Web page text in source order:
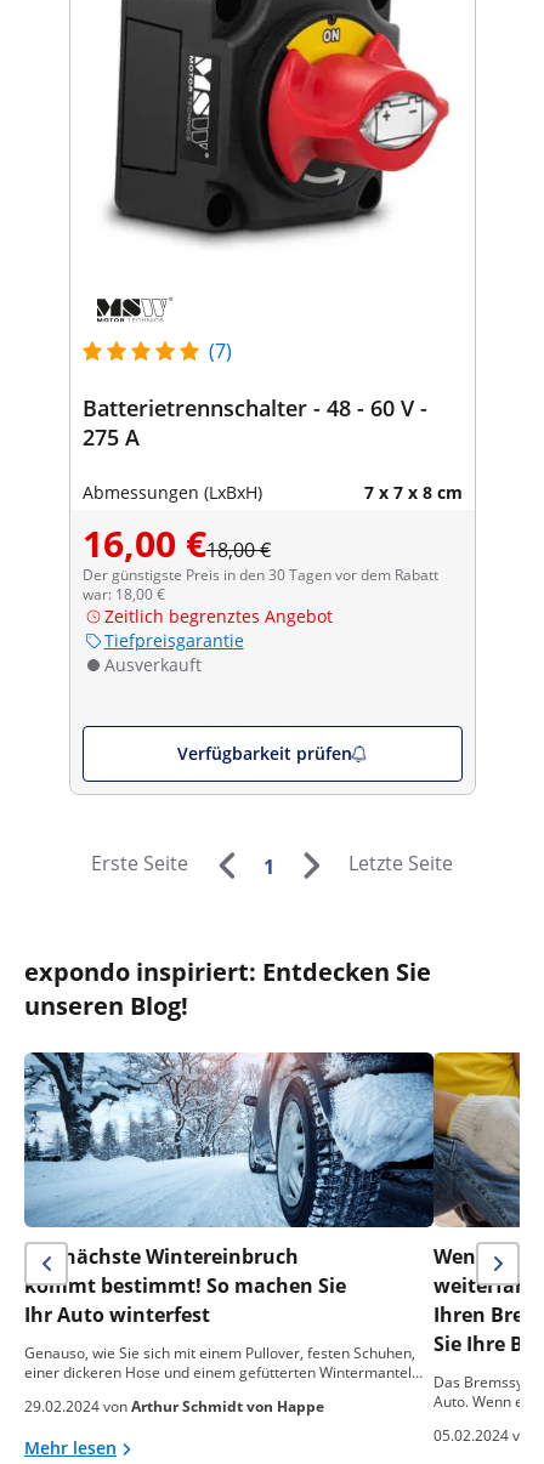
(7)
Batterietrennschalter - 48 - 60 V -
275 A
Abmessungen (LxBxH) 7 x 7 x 8 cm
16,00 €18,00 €
Der günstigste Preis in den 30 Tagen vor dem Rabatt
war: 18,00 €
Zeitlich begrenztes Angebot
Tiefpreisgarantie
Ausverkauft
Verfügbarkeit prüfen
Erste Seite 1 Letzte Seite
expondo inspiriert: Entdecken Sie
unseren Blog!
Der nächste Wintereinbruch
kommt bestimmt! So machen Sie
Ihr Auto winterfest
Genauso, wie Sie sich mit einem Pullover, festen Schuhen,
einer dickeren Hose und einem gefütterten Wintermantel…
29.02.2024 vonArthur Schmidt von Happe
Mehr lesen
Wenn alle
Ihren
Sie Ihre
Das
Auto. Wenn es
05.02.2024 von